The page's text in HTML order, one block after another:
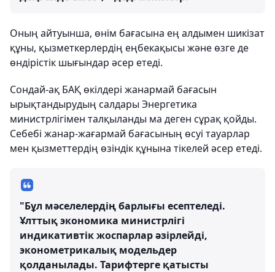
Оның айтуынша, өнім бағасына ең алдымен шикізат
құны, қызметкерлердің еңбекақысы және өзге де
өндірістік шығындар әсер етеді.
Сондай-ақ БАҚ өкілдері жанармай бағасын
ырықтандырудың салдары Энергетика
министрлігімен талқыланды ма деген сұрақ қойды.
Себебі жанар-жағармай бағасының өсуі тауарлар
мен қызметтердің өзіндік құнына тікелей әсер етеді.
"Бұл мәселелердің барлығы есептеледі.
Ұлттық экономика министрлігі
индикативтік жоспарлар әзірлейді,
эконометрикалық модельдер
қолданылады. Тарифтерге қатысты